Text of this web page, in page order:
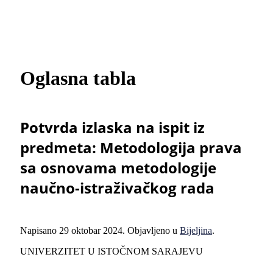
Oglasna tabla
Potvrda izlaska na ispit iz
predmeta: Metodologija prava
sa osnovama metodologije
naučno-istraživačkog rada
Napisano 29 oktobar 2024. Objavljeno u Bijeljina.
UNIVERZITET U ISTOČNOM SARAJEVU